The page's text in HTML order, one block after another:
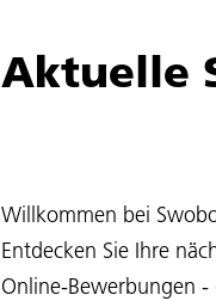
Aktuelle
Willkommen bei
Entdecken Sie Ihre
Online-Bewerbungen